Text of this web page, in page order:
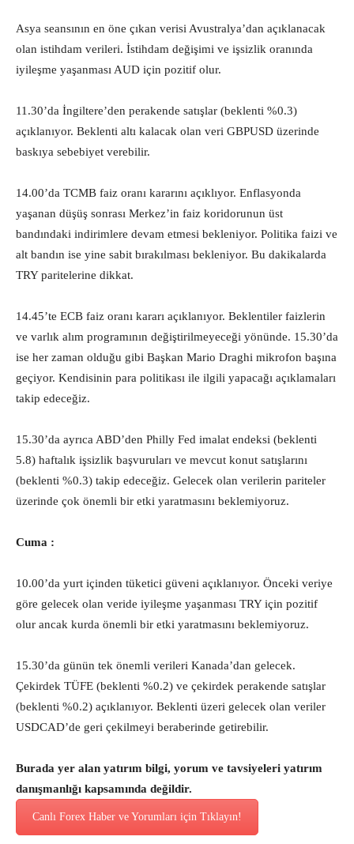
Asya seansının en öne çıkan verisi Avustralya’dan açıklanacak
olan istihdam verileri. İstihdam değişimi ve işsizlik oranında
iyileşme yaşanması AUD için pozitif olur.
11.30’da İngiltere’den perakende satışlar (beklenti %0.3)
açıklanıyor. Beklenti altı kalacak olan veri GBPUSD üzerinde
baskıya sebebiyet verebilir.
14.00’da TCMB faiz oranı kararını açıklıyor. Enflasyonda
yaşanan düşüş sonrası Merkez’in faiz koridorunun üst
bandındaki indirimlere devam etmesi bekleniyor. Politika faizi ve
alt bandın ise yine sabit bırakılması bekleniyor. Bu dakikalarda
TRY paritelerine dikkat.
14.45’te ECB faiz oranı kararı açıklanıyor. Beklentiler faizlerin
ve varlık alım programının değiştirilmeyeceği yönünde. 15.30’da
ise her zaman olduğu gibi Başkan Mario Draghi mikrofon başına
geçiyor. Kendisinin para politikası ile ilgili yapacağı açıklamaları
takip edeceğiz.
15.30’da ayrıca ABD’den Philly Fed imalat endeksi (beklenti
5.8) haftalık işsizlik başvuruları ve mevcut konut satışlarını
(beklenti %0.3) takip edeceğiz. Gelecek olan verilerin pariteler
üzerinde çok önemli bir etki yaratmasını beklemiyoruz.
Cuma :
10.00’da yurt içinden tüketici güveni açıklanıyor. Önceki veriye
göre gelecek olan veride iyileşme yaşanması TRY için pozitif
olur ancak kurda önemli bir etki yaratmasını beklemiyoruz.
15.30’da günün tek önemli verileri Kanada’dan gelecek.
Çekirdek TÜFE (beklenti %0.2) ve çekirdek perakende satışlar
(beklenti %0.2) açıklanıyor. Beklenti üzeri gelecek olan veriler
USDCAD’de geri çekilmeyi beraberinde getirebilir.
Burada yer alan yatırım bilgi, yorum ve tavsiyeleri yatırım
danışmanlığı kapsamında değildir.
Canlı Forex Haber ve Yorumları için Tıklayın!